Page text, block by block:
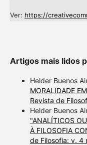
Ver: https://
Artigos mais lidos
Helder Buenos
MORALIDADE
Revista de
Helder Buenos
"ANALÍTICOS
À FILOSOFIA
de Filosofia: v. 4